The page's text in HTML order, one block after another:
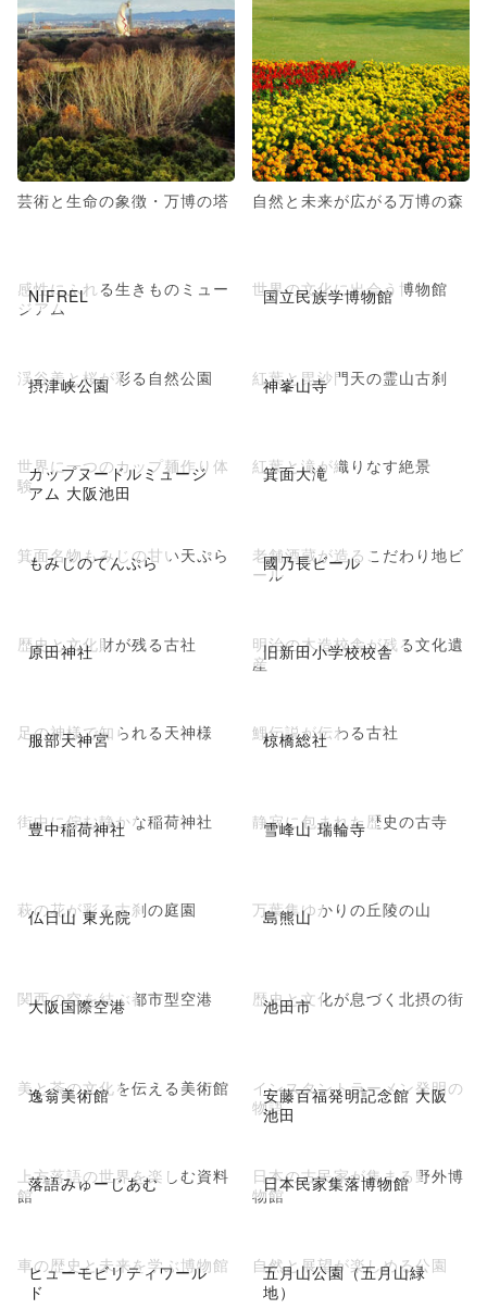
芸術と生命の象徴・万博の塔 自然と未来が広がる万博の森
NIFREL
感性にふれる生きものミュー
ジアム
国立民族学博物館
世界の文化に出会う博物館
摂津峡公園
渓谷美と桜が彩る自然公園 神峯山寺
紅葉と毘沙門天の霊山古刹
カップヌードルミュージ
アム 大阪池田
世界に一つのカップ麺作り体
験
箕面大滝
紅葉と滝が織りなす絶景
もみじのてんぷら
箕面名物もみじの甘い天ぷら 國乃長ビール
老舗酒蔵が造るこだわり地ビ
ール
原田神社
歴史と文化財が残る古社 旧新田小学校校舎
明治の木造校舎が残る文化遺
産
服部天神宮
足の神様で知られる天神様 椋橋総社
鯉伝説が伝わる古社
豊中稲荷神社
街中に佇む静かな稲荷神社 雪峰山 瑞輪寺
静寂に包まれた歴史の古寺
仏日山 東光院
萩の花が彩る古刹の庭園 島熊山
万葉集ゆかりの丘陵の山
大阪国際空港
関西の空を結ぶ都市型空港 池田市
歴史と文化が息づく北摂の街
逸翁美術館
美と茶の文化を伝える美術館
安藤百福発明記念館 大阪
池田
インスタントラーメン発明の
物語
落語みゅーじあむ
上方落語の世界を楽しむ資料
館
日本民家集落博物館
日本の古民家が集まる野外博
物館
ヒューモビリティワール
ド
車の歴史と未来を学ぶ博物館
五月山公園（五月山緑
地）
自然と展望が楽しめる公園